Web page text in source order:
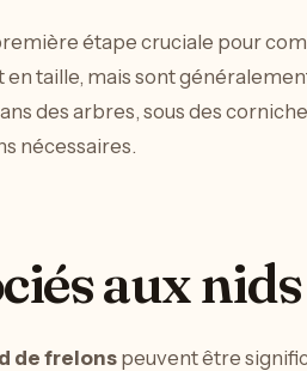
étape cruciale pour
en taille, mais sont
des arbres, sous des
nécessaires.
aux
de frelons peuvent être